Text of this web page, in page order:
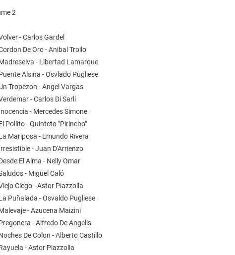
2
- Carlos Gardel
De Oro - Anibal Troilo
- Libertad Lamarque
Alsina - Osvlado Pugliese
Tropezon - Angel Vargas
- Carlos Di Sarli
- Mercedes Simone
Pollito - Quinteto "Pirincho"
Mariposa - Emundo Rivera
- Juan D'Arrienzo
El Alma - Nelly Omar
- Miguel Caló
Ciego - Astor Piazzolla
Puñalada - Osvaldo Pugliese
- Azucena Maizini
- Alfredo De Angelis
De Colon - Alberto Castillo
- Astor Piazzolla